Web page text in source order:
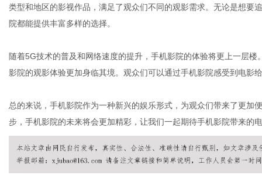
类型和地区的影视作品，满足了观众们不同的观影需求。无论是想要
院都能提供丰富多样的选择。
随着5G技术的普及和网络速度的提升，手机影院的体验将更上一层
影院的观影体验更加身临其境。观众们可以通过手机影院感受到电影
总的来说，手机影院作为一种新兴的娱乐形式，为观众们带来了更加
步，手机影院的未来将会更加精彩，让我们一起期待手机影院带来的